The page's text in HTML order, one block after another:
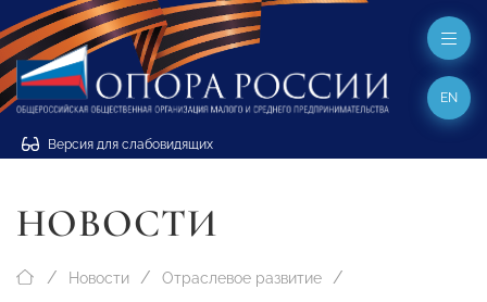
Версия для слабовидящих
EN
НОВОСТИ
Новости Отраслевое развитие